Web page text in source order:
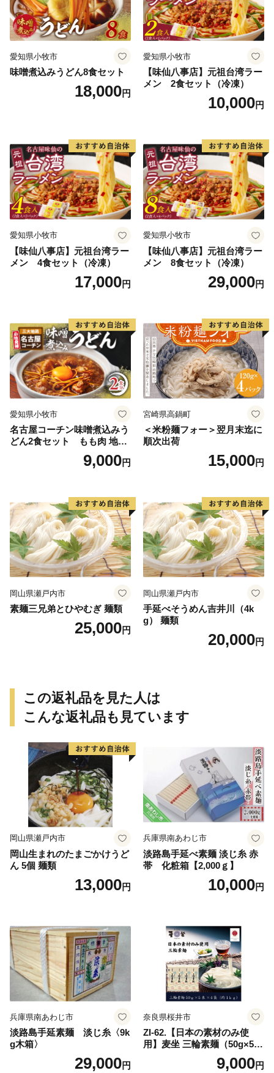
愛知県小牧市
味噌煮込みうどん8食セット
18,000円
愛知県小牧市
【味仙八事店】元祖台湾ラー
メン 2食セット（冷凍）
10,000円
愛知県小牧市
【味仙八事店】元祖台湾ラー
メン 4食セット（冷凍）
17,000円
愛知県小牧市
【味仙八事店】元祖台湾ラー
メン 8食セット（冷凍）
29,000円
愛知県小牧市
名古屋コーチン味噌煮込みう
どん2食セット もも肉 地鶏
9,000円
宮崎県高鍋町
＜米粉麺フォー＞翌月末迄に
順次出荷
15,000円
岡山県瀬戸内市
素麺三兄弟とひやむぎ 麺類
25,000円
岡山県瀬戸内市
手延べそうめん吉井川（4k
g） 麺類
20,000円
この返礼品を見た人は
こんな返礼品も見ています
岡山県瀬戸内市
岡山生まれのたまごかけうど
ん 5個 麺類
13,000円
兵庫県南あわじ市
淡路島手延べ素麺 淡じ糸 赤
帯 化粧箱【2,000ｇ】
10,000円
兵庫県南あわじ市
淡路島手延素麺 淡じ糸〈9k
g木箱〉
29,000円
奈良県桜井市
ZI-62.【日本の素材のみ使
用】麦坐 三輪素麺（50g×5束
9,000円